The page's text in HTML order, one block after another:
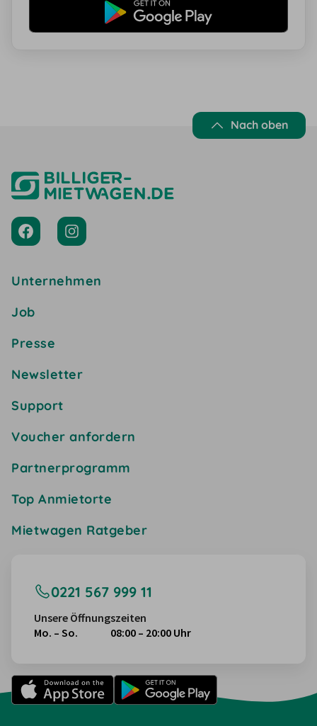
Nach oben
Unternehmen
Job
Presse
Newsletter
Support
Voucher anfordern
Partnerprogramm
Top Anmietorte
Mietwagen Ratgeber
0221 567 999 11
Unsere Öffnungszeiten
Mo. – So.
08:00 – 20:00 Uhr